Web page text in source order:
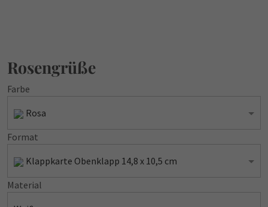
Rosengrüße
Farbe
Rosa
Format
Klappkarte Obenklapp 14,8 x 10,5 cm
Material